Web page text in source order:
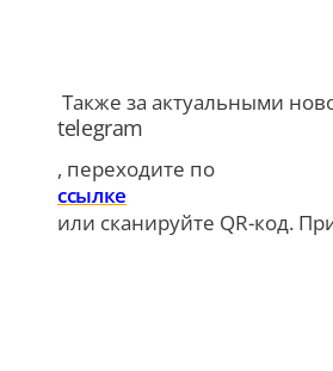
Также за актуальными
telegram
, переходите по
ссылке
или сканируйте QR-код.
Материал
МДФ
Массив Ольхи
Массив сосны